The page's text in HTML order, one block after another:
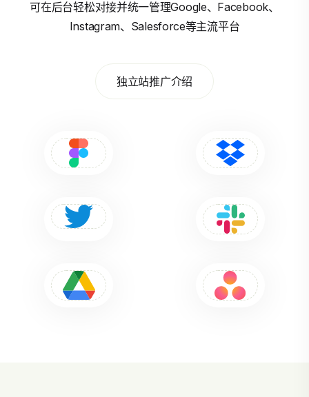
可在后台轻松对接并统一管理Google、Facebook、
Instagram、Salesforce等主流平台
独立站推广介绍